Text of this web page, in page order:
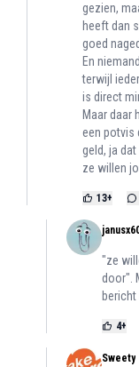
gezien,
heeft dan
goed
En
terwijl
is direct
Maar daar
een potvis
geld, ja
ze willen
13+
"ze
door".
4+
Sweety